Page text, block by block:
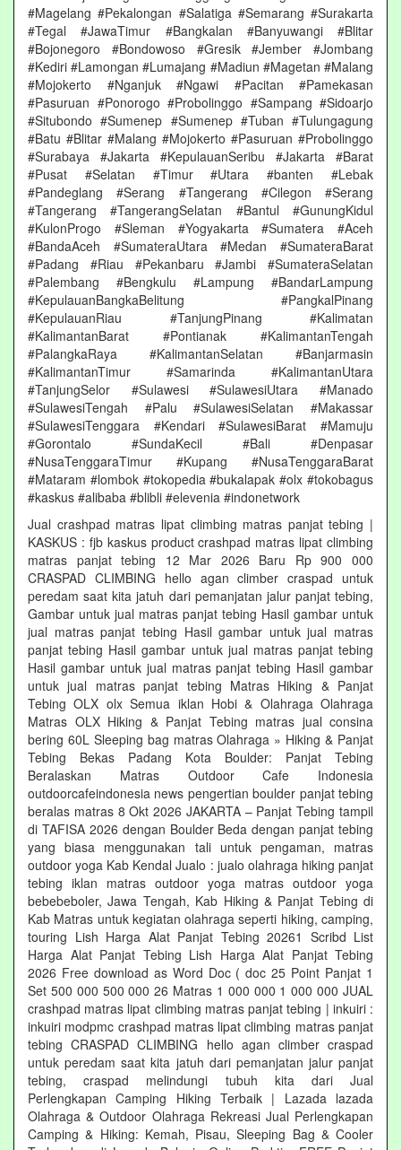
#Magelang #Pekalongan #Salatiga #Semarang #Surakarta
#Tegal #JawaTimur #Bangkalan #Banyuwangi #Blitar
#Bojonegoro #Bondowoso #Gresik #Jember #Jombang
#Kediri #Lamongan #Lumajang #Madiun #Magetan #Malang
#Mojokerto #Nganjuk #Ngawi #Pacitan #Pamekasan
#Pasuruan #Ponorogo #Probolinggo #Sampang #Sidoarjo
#Situbondo #Sumenep #Sumenep #Tuban #Tulungagung
#Batu #Blitar #Malang #Mojokerto #Pasuruan #Probolinggo
#Surabaya #Jakarta #KepulauanSeribu #Jakarta #Barat
#Pusat #Selatan #Timur #Utara #banten #Lebak
#Pandeglang #Serang #Tangerang #Cilegon #Serang
#Tangerang #TangerangSelatan #Bantul #GunungKidul
#KulonProgo #Sleman #Yogyakarta #Sumatera #Aceh
#BandaAceh #SumateraUtara #Medan #SumateraBarat
#Padang #Riau #Pekanbaru #Jambi #SumateraSelatan
#Palembang #Bengkulu #Lampung #BandarLampung
#KepulauanBangkaBelitung #PangkalPinang
#KepulauanRiau #TanjungPinang #Kalimatan
#KalimantanBarat #Pontianak #KalimantanTengah
#PalangkaRaya #KalimantanSelatan #Banjarmasin
#KalimantanTimur #Samarinda #KalimantanUtara
#TanjungSelor #Sulawesi #SulawesiUtara #Manado
#SulawesiTengah #Palu #SulawesiSelatan #Makassar
#SulawesiTenggara #Kendari #SulawesiBarat #Mamuju
#Gorontalo #SundaKecil #Bali #Denpasar
#NusaTenggaraTimur #Kupang #NusaTenggaraBarat
#Mataram #lombok #tokopedia #bukalapak #olx #tokobagus
#kaskus #alibaba #blibli #elevenia #indonetwork
Jual crashpad matras lipat climbing matras panjat tebing |
KASKUS : fjb kaskus product crashpad matras lipat climbing
matras panjat tebing 12 Mar 2026 Baru Rp 900 000
CRASPAD CLIMBING hello agan climber craspad untuk
peredam saat kita jatuh dari pemanjatan jalur panjat tebing,
Gambar untuk jual matras panjat tebing Hasil gambar untuk
jual matras panjat tebing Hasil gambar untuk jual matras
panjat tebing Hasil gambar untuk jual matras panjat tebing
Hasil gambar untuk jual matras panjat tebing Hasil gambar
untuk jual matras panjat tebing Matras Hiking & Panjat
Tebing OLX olx Semua iklan Hobi & Olahraga Olahraga
Matras OLX Hiking & Panjat Tebing matras jual consina
bering 60L Sleeping bag matras Olahraga » Hiking & Panjat
Tebing Bekas Padang Kota Boulder: Panjat Tebing
Beralaskan Matras Outdoor Cafe Indonesia
outdoorcafeindonesia news pengertian boulder panjat tebing
beralas matras 8 Okt 2026 JAKARTA – Panjat Tebing tampil
di TAFISA 2026 dengan Boulder Beda dengan panjat tebing
yang biasa menggunakan tali untuk pengaman, matras
outdoor yoga Kab Kendal Jualo : jualo olahraga hiking panjat
tebing iklan matras outdoor yoga matras outdoor yoga
bebebeboler, Jawa Tengah, Kab Hiking & Panjat Tebing di
Kab Matras untuk kegiatan olahraga seperti hiking, camping,
touring Lish Harga Alat Panjat Tebing 20261 Scribd List
Harga Alat Panjat Tebing Lish Harga Alat Panjat Tebing
2026 Free download as Word Doc ( doc 25 Point Panjat 1
Set 500 000 500 000 26 Matras 1 000 000 1 000 000 JUAL
crashpad matras lipat climbing matras panjat tebing | inkuiri :
inkuiri modpmc crashpad matras lipat climbing matras panjat
tebing CRASPAD CLIMBING hello agan climber craspad
untuk peredam saat kita jatuh dari pemanjatan jalur panjat
tebing, craspad melindungi tubuh kita dari Jual
Perlengkapan Camping Hiking Terbaik | Lazada lazada
Olahraga & Outdoor Olahraga Rekreasi Jual Perlengkapan
Camping & Hiking: Kemah, Pisau, Sleeping Bag & Cooler